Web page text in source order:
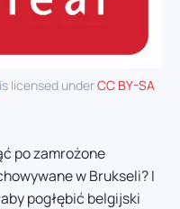
is licensed underCC BY-SA
po zamrożone
w Brukseli? I
pogłębić belgijski